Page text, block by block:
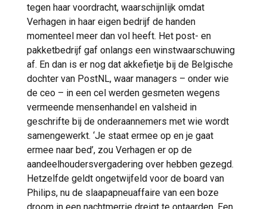
tegen haar voordracht, waarschijnlijk omdat
Verhagen in haar eigen bedrijf de handen
momenteel meer dan vol heeft. Het post- en
pakketbedrijf gaf onlangs een winstwaarschuwing
af. En dan is er nog dat akkefietje bij de Belgische
dochter van PostNL, waar managers – onder wie
de ceo – in een cel werden gesmeten wegens
vermeende mensenhandel en valsheid in
geschrifte bij de onderaannemers met wie wordt
samengewerkt. ‘Je staat ermee op en je gaat
ermee naar bed’, zou Verhagen er op de
aandeelhoudersvergadering over hebben gezegd.
Hetzelfde geldt ongetwijfeld voor de board van
Philips, nu de slaapapneuaffaire van een boze